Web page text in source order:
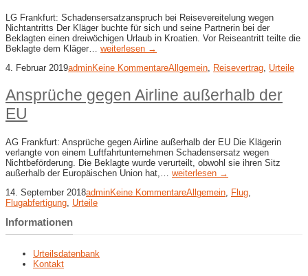
LG Frankfurt: Schadensersatzanspruch bei Reisevereitelung wegen
Nichtantritts Der Kläger buchte für sich und seine Partnerin bei der
Beklagten einen dreiwöchigen Urlaub in Kroatien. Vor Reiseantritt teilte die
Beklagte dem Kläger… weiterlesen →
4. Februar 2019adminKeine KommentareAllgemein, Reisevertrag, Urteile
Ansprüche gegen Airline außerhalb der
EU
AG Frankfurt: Ansprüche gegen Airline außerhalb der EU Die Klägerin
verlangte von einem Luftfahrtunternehmen Schadensersatz wegen
Nichtbeförderung. Die Beklagte wurde verurteilt, obwohl sie ihren Sitz
außerhalb der Europäischen Union hat,… weiterlesen →
14. September 2018adminKeine KommentareAllgemein Flug
Flugabfertigung Urteile
Informationen
Urteilsdatenbank
Kontakt